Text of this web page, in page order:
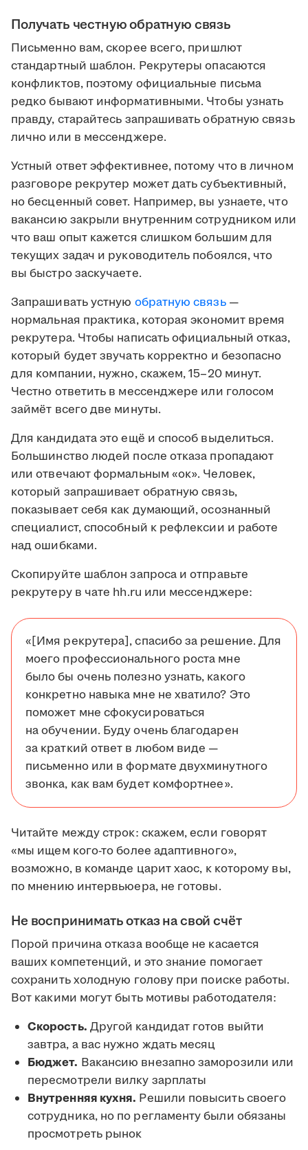
Получать честную обратную связь
Письменно вам, скорее всего, пришлют
стандартный шаблон. Рекрутеры опасаются
конфликтов, поэтому официальные письма
редко бывают информативными. Чтобы узнать
правду, старайтесь запрашивать обратную связь
лично или в мессенджере.
Устный ответ эффективнее, потому что в личном
разговоре рекрутер может дать субъективный,
но бесценный совет. Например, вы узнаете, что
вакансию закрыли внутренним сотрудником или
что ваш опыт кажется слишком большим для
текущих задач и руководитель побоялся, что
вы быстро заскучаете.
Запрашивать устную обратную связь—
нормальная практика, которая экономит время
рекрутера. Чтобы написать официальный отказ,
который будет звучать корректно и безопасно
для компании, нужно, скажем, 15–20 минут.
Честно ответить в мессенджере или голосом
займёт всего две минуты.
Для кандидата это ещё и способ выделиться.
Большинство людей после отказа пропадают
или отвечают формальным «ок». Человек,
который запрашивает обратную связь,
показывает себя как думающий, осознанный
специалист, способный к рефлексии и работе
над ошибками.
Скопируйте шаблон запроса и отправьте
рекрутеру в чате hh.ru или мессенджере:
«[Имя рекрутера], спасибо за решение. Для
моего профессионального роста мне
было бы очень полезно узнать, какого
конкретно навыка мне не хватило? Это
поможет мне сфокусироваться
на обучении. Буду очень благодарен
за краткий ответ в любом виде —
письменно или в формате двухминутного
звонка, как вам будет комфортнее».
Читайте между строк: скажем, если говорят
«мы ищем кого-то более адаптивного»,
возможно, в команде царит хаос, к которому вы,
по мнению интервьюера, не готовы.
Не воспринимать отказ на свой счёт
Порой причина отказа вообще не касается
ваших компетенций, и это знание помогает
сохранить холодную голову при поиске работы.
Вот какими могут быть мотивы работодателя:
Скорость. Другой кандидат готов выйти
завтра, а вас нужно ждать месяц
Бюджет. Вакансию внезапно заморозили или
пересмотрели вилку зарплаты
Внутренняя кухня. Решили повысить своего
сотрудника, но по регламенту были обязаны
просмотреть рынок